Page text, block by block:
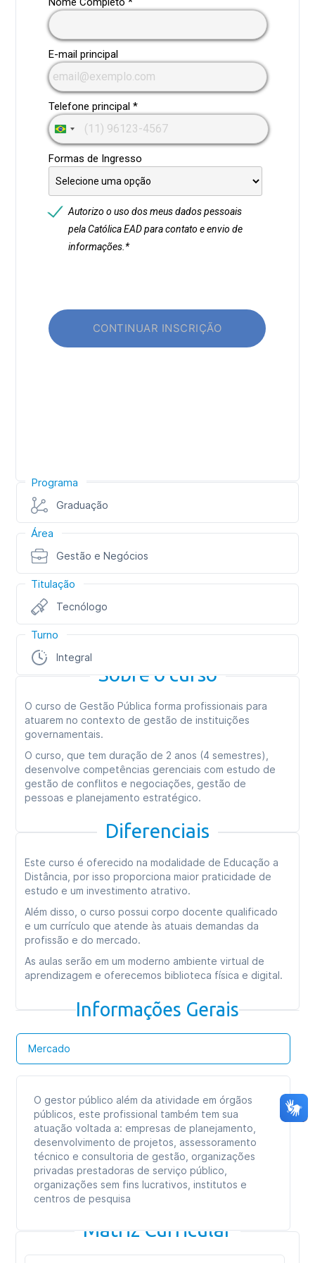
Programa
Graduação
Área
Gestão e Negócios
Titulação
Tecnólogo
Turno
Integral
Sobre o curso
O curso de Gestão Pública forma profissionais para
atuarem no contexto de gestão de instituições
governamentais.
O curso, que tem duração de 2 anos (4 semestres),
desenvolve competências gerenciais com estudo de
gestão de conflitos e negociações, gestão de
pessoas e planejamento estratégico.
Diferenciais
Este curso é oferecido na modalidade de Educação a
Distância, por isso proporciona maior praticidade de
estudo e um investimento atrativo.
Além disso, o curso possui corpo docente qualificado
e um currículo que atende às atuais demandas da
profissão e do mercado.
As aulas serão em um moderno ambiente virtual de
aprendizagem e oferecemos biblioteca física e digital.
Informações Gerais
Mercado
O gestor público além da atividade em órgãos
públicos, este profissional também tem sua
atuação voltada a: empresas de planejamento,
desenvolvimento de projetos, assessoramento
técnico e consultoria de gestão, organizações
privadas prestadoras de serviço público,
organizações sem fins lucrativos, institutos e
centros de pesquisa
Matriz Curricular